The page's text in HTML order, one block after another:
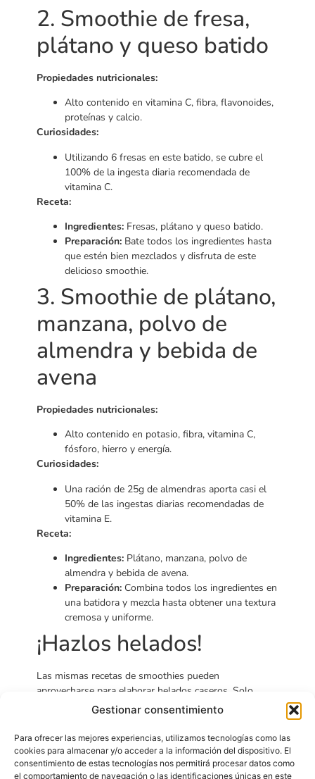
Gestionar consentimiento
Para ofrecer las mejores experiencias, utilizamos tecnologías como las
cookies para almacenar y/o acceder a la información del dispositivo. El
consentimiento de estas tecnologías nos permitirá procesar datos como
el comportamiento de navegación o las identificaciones únicas en este
2. Smoothie de fresa,
plátano y queso batido
Propiedades nutricionales:
Alto contenido en vitamina C, fibra, flavonoides,
proteínas y calcio.
Curiosidades:
Utilizando 6 fresas en este batido, se cubre el
100% de la ingesta diaria recomendada de
vitamina C.
Receta:
Ingredientes:Fresas, plátano y queso batido.
Preparación:Bate todos los ingredientes hasta
que estén bien mezclados y disfruta de este
delicioso smoothie.
3. Smoothie de plátano,
manzana, polvo de
almendra y bebida de
avena
Propiedades nutricionales:
Alto contenido en potasio, fibra, vitamina C,
fósforo, hierro y energía.
Curiosidades:
Una ración de 25g de almendras aporta casi el
50% de las ingestas diarias recomendadas de
vitamina E.
Receta:
Ingredientes:Plátano, manzana, polvo de
almendra y bebida de avena.
Preparación:Combina todos los ingredientes en
una batidora y mezcla hasta obtener una textura
cremosa y uniforme.
¡Hazlos helados!
Las mismas recetas de smoothies pueden
aprovecharse para elaborar helados caseros. Solo
necesitas batir todos los ingredientes, verter la mezcla
una opción saludable para refrescarse!
Beneficios de los